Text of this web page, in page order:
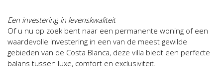
Een investering in levenskwaliteit
Of u nu op zoek bent naar een permanente woning of een
waardevolle investering in een van de meest gewilde
gebieden van de Costa Blanca, deze villa biedt een perfecte
balans tussen luxe, comfort en exclusiviteit.